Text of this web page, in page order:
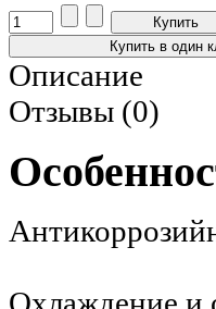
Описание
Отзывы (0)